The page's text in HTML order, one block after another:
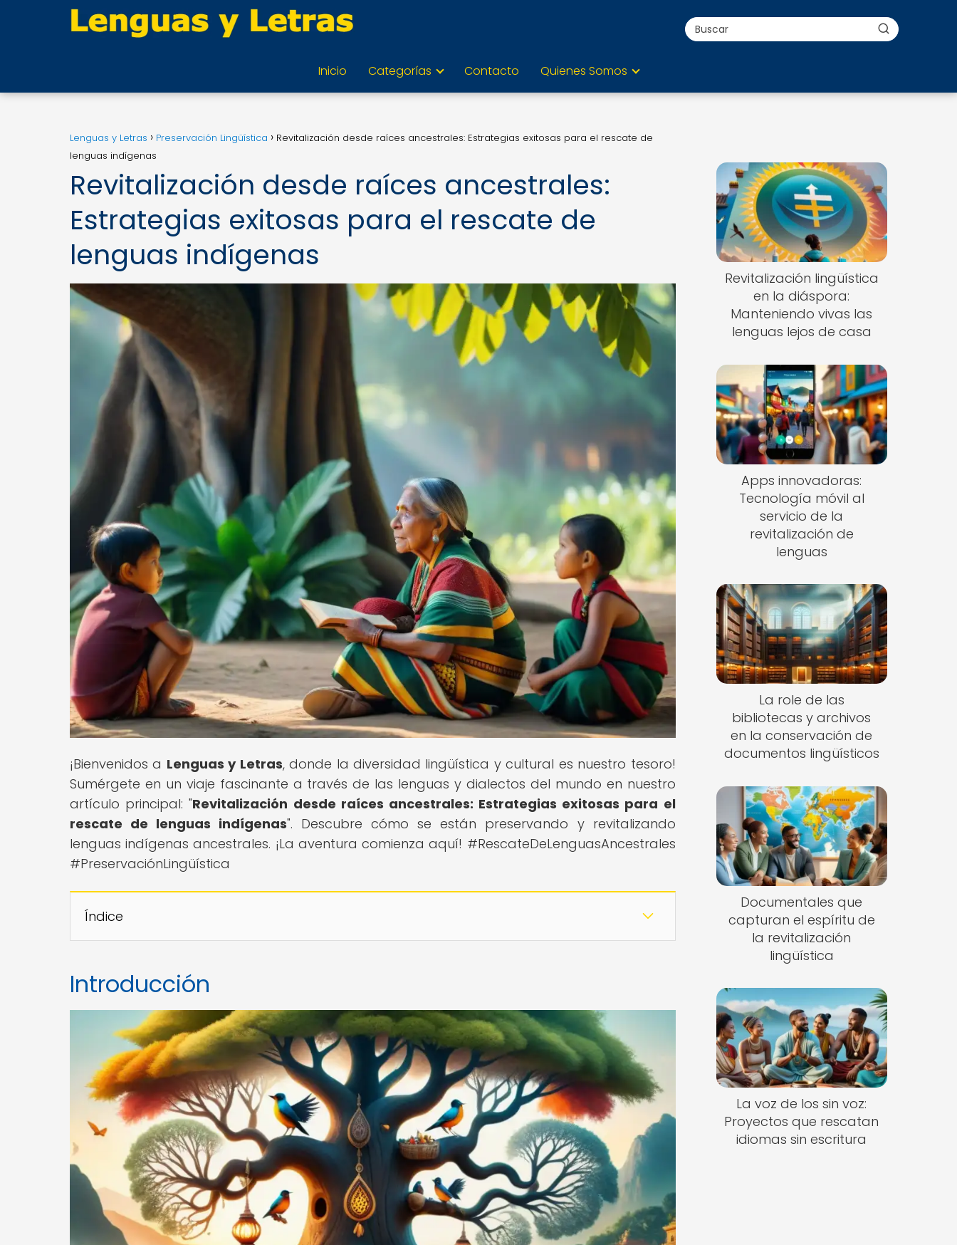
Inicio Categorías Contacto Quienes Somos
Lenguas y Letras Preservación Lingüística
Revitalización desde raíces ancestrales: Estrategias exitosas para el rescate de
lenguas indígenas
Revitalización desde raíces ancestrales:
Estrategias exitosas para el rescate de
lenguas indígenas
¡Bienvenidos a Lenguas y Letras, donde la diversidad lingüística y cultural es nuestro tesoro!
Sumérgete en un viaje fascinante a través de las lenguas y dialectos del mundo en nuestro
artículo principal: "Revitalización desde raíces ancestrales: Estrategias exitosas para el
rescate de lenguas indígenas". Descubre cómo se están preservando y revitalizando
lenguas indígenas ancestrales. ¡La aventura comienza aquí! #RescateDeLenguasAncestrales
#PreservaciónLingüística
Índice
Introducción
Revitalización lingüística
en la diáspora:
Manteniendo vivas las
lenguas lejos de casa
Apps innovadoras:
Tecnología móvil al
servicio de la
revitalización de
lenguas
La role de las
bibliotecas y archivos
en la conservación de
documentos lingüísticos
Documentales que
capturan el espíritu de
la revitalización
lingüística
La voz de los sin voz:
Proyectos que rescatan
idiomas sin escritura